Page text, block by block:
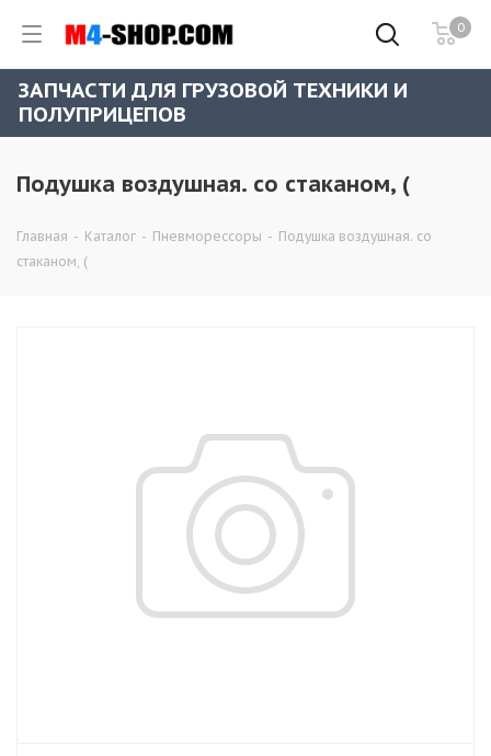
0
ЗАПЧАСТИ ДЛЯ ГРУЗОВОЙ ТЕХНИКИ И
ПОЛУПРИЦЕПОВ
Подушка воздушная. со стаканом, (
Главная - Каталог - Пневморессоры - Подушка воздушная. со
стаканом, (